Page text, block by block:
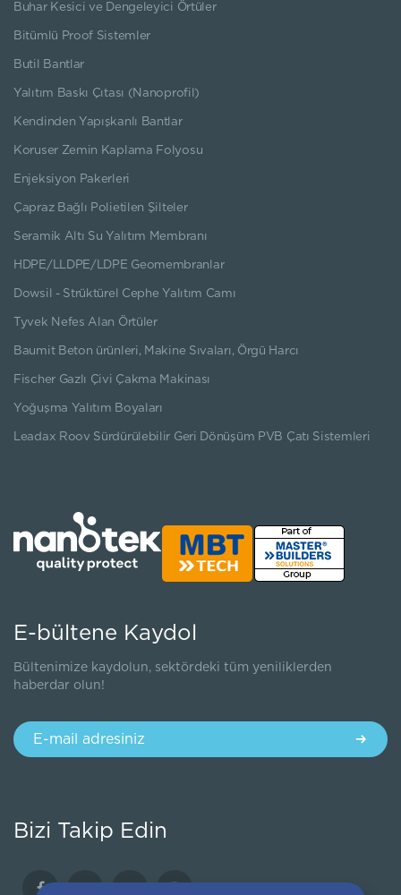
Buhar Kesici ve Dengeleyici Örtüler
Bitümlü Proof Sistemler
Butil Bantlar
Yalıtım Baskı Çıtası (Nanoprofil)
Kendinden Yapışkanlı Bantlar
Koruser Zemin Kaplama Folyosu
Enjeksiyon Pakerleri
Çapraz Bağlı Polietilen Şilteler
Seramik Altı Su Yalıtım Membranı
HDPE/LLDPE/LDPE Geomembranlar
Dowsil - Strüktürel Cephe Yalıtım Camı
Tyvek Nefes Alan Örtüler
Baumit Beton ürünleri, Makine Sıvaları, Örgü Harcı
Fischer Gazlı Çivi Çakma Makinası
Yoğuşma Yalıtım Boyaları
Leadax Roov Sürdürülebilir Geri Dönüşüm PVB Çatı Sistemleri
E-bültene Kaydol
Bültenimize kaydolun, sektördeki tüm yeniliklerden
haberdar olun!
Bizi Takip Edin